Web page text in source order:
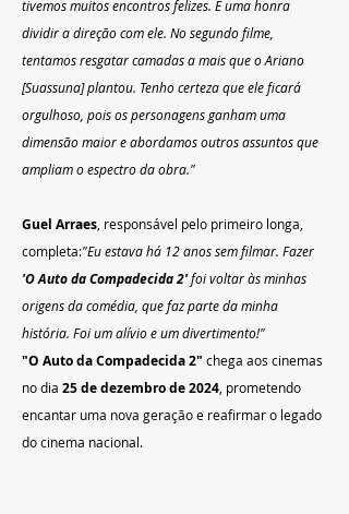
tivemos muitos encontros felizes. É uma honra
dividir a direção com ele. No segundo filme,
tentamos resgatar camadas a mais que o Ariano
[Suassuna] plantou. Tenho certeza que ele ficará
orgulhoso, pois os personagens ganham uma
dimensão maior e abordamos outros assuntos que
ampliam o espectro da obra."
Guel Arraes , responsável pelo primeiro longa,
completa:"Eu estava há 12 anos sem filmar. Fazer
'O Auto da Compadecida 2' foi voltar às minhas
origens da comédia, que faz parte da minha
história. Foi um alívio e um divertimento!"
"O Auto da Compadecida 2" chega aos cinemas
no dia 25 de dezembro de 2024 , prometendo
encantar uma nova geração e reafirmar o legado
do cinema nacional.